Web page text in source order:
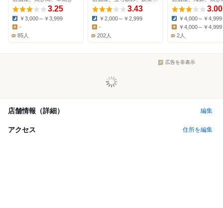
3.25
Dinner:
￥3,000～￥3,999
Lunch:
-
85人
3.43
Dinner:
￥2,000～￥2,999
-
202人
3.00
Dinner:
￥4,000～￥4,999
Lunch:
￥4,000～￥4,999
2人
広告を非表示
店舗情報（詳細） 編集
アクセス 住所を編集